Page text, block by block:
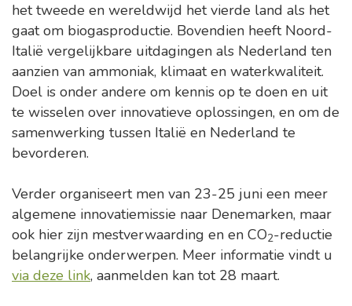
het tweede en wereldwijd het vierde land als het
gaat om biogasproductie. Bovendien heeft Noord-
Italië vergelijkbare uitdagingen als Nederland ten
aanzien van ammoniak, klimaat en waterkwaliteit.
Doel is onder andere om kennis op te doen en uit
te wisselen over innovatieve oplossingen, en om de
samenwerking tussen Italië en Nederland te
bevorderen.
Verder organiseert men van 23-25 juni een meer
algemene innovatiemissie naar Denemarken, maar
ook hier zijn mestverwaarding en en CO2-reductie
belangrijke onderwerpen. Meer informatie vindt u
via deze link, aanmelden kan tot 28 maart.